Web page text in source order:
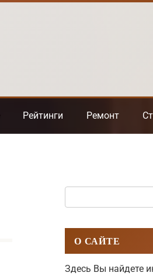
Рейтинги Ремонт
О САЙТЕ
Здесь Вы найдете